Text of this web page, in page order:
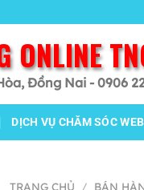
ONLINE
Đồng Nai - 0906
DỊCH VỤ CHĂM SÓC
TRANG CHỦ / BÁN